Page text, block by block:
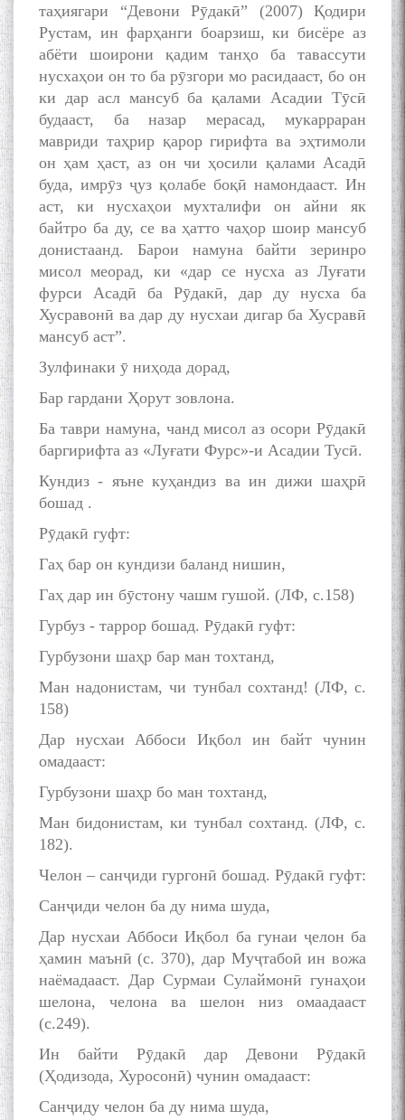
таҳиягари “Девони Рӯдакӣ” (2007) Қодири
Рустам, ин фарҳанги боарзиш, ки бисёре аз
абёти шоирони қадим танҳо ба тавассути
нусхаҳои он то ба рӯзгори мо расидааст, бо он
ки дар асл мансуб ба қалами Асадии Тӯсӣ
будааст, ба назар мерасад, мукарраран
мавриди таҳрир қарор гирифта ва эҳтимоли
он ҳам ҳаст, аз он чи ҳосили қалами Асадӣ
буда, имрӯз ҷуз қолабе боқӣ намондааст. Ин
аст, ки нусхаҳои мухталифи он айни як
байтро ба ду, се ва ҳатто чаҳор шоир мансуб
донистаанд. Барои намуна байти зеринро
мисол меорад, ки «дар се нусха аз Луғати
фурси Асадӣ ба Рӯдакӣ, дар ду нусха ба
Хусравонӣ ва дар ду нусхаи дигар ба Хусравӣ
мансуб аст”.
Зулфинаки ӯ ниҳода дорад,
Бар гардани Ҳорут зовлона.
Ба таври намуна, чанд мисол аз осори Рӯдакӣ
баргирифта аз «Луғати Фурс»-и Асадии Тусӣ.
Кундиз - яъне куҳандиз ва ин дижи шаҳрӣ
бошад .
Рӯдакӣ гуфт:
Гаҳ бар он кундизи баланд нишин,
Гаҳ дар ин бӯстону чашм гушой. (ЛФ, с.158)
Гурбуз - таррор бошад. Рӯдакӣ гуфт:
Гурбузони шаҳр бар ман тохтанд,
Ман надонистам, чи тунбал сохтанд! (ЛФ, с.
158)
Дар нусхаи Аббоси Иқбол ин байт чунин
омадааст:
Гурбузони шаҳр бо ман тохтанд,
Ман бидонистам, ки тунбал сохтанд. (ЛФ, с.
182).
Челон – санҷиди гургонӣ бошад. Рӯдакӣ гуфт:
Санҷиди челон ба ду нима шуда,
Дар нусхаи Аббоси Иқбол ба гунаи ҷелон ба
ҳамин маънӣ (с. 370), дар Муҷтабоӣ ин вожа
наёмадааст. Дар Сурмаи Сулаймонӣ гунаҳои
шелона, челона ва шелон низ омаадааст
(с.249).
Ин байти Рӯдакӣ дар Девони Рӯдакӣ
(Ҳодизода, Хуросонӣ) чунин омадааст:
Санҷиду челон ба ду нима шуда,